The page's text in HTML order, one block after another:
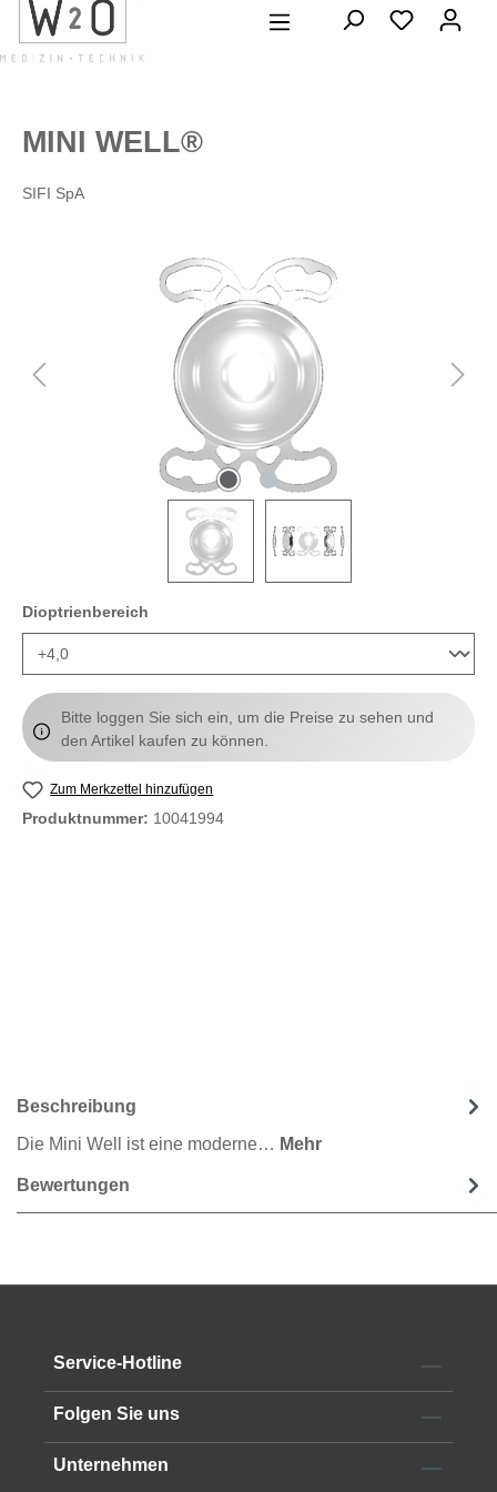
springen
MINI WELL®
SIFI SpA
Bildergalerie überspringen
Dioptrienbereich
Bitte loggen Sie sich ein, um die Preise zu sehen und
den Artikel kaufen zu können.
Zum Merkzettel hinzufügen
Produktnummer: 10041994
Beschreibung
Die Mini Well ist eine moderne… Mehr
Bewertungen
Service-Hotline
Folgen Sie uns
Unternehmen